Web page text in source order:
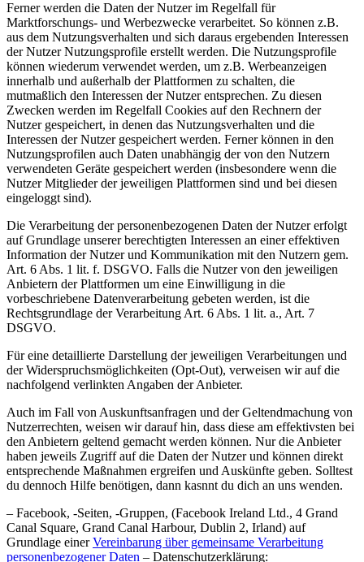
Ferner werden die Daten der Nutzer im Regelfall für
Marktforschungs- und Werbezwecke verarbeitet. So können z.B.
aus dem Nutzungsverhalten und sich daraus ergebenden Interessen
der Nutzer Nutzungsprofile erstellt werden. Die Nutzungsprofile
können wiederum verwendet werden, um z.B. Werbeanzeigen
innerhalb und außerhalb der Plattformen zu schalten, die
mutmaßlich den Interessen der Nutzer entsprechen. Zu diesen
Zwecken werden im Regelfall Cookies auf den Rechnern der
Nutzer gespeichert, in denen das Nutzungsverhalten und die
Interessen der Nutzer gespeichert werden. Ferner können in den
Nutzungsprofilen auch Daten unabhängig der von den Nutzern
verwendeten Geräte gespeichert werden (insbesondere wenn die
Nutzer Mitglieder der jeweiligen Plattformen sind und bei diesen
eingeloggt sind).
Die Verarbeitung der personenbezogenen Daten der Nutzer erfolgt
auf Grundlage unserer berechtigten Interessen an einer effektiven
Information der Nutzer und Kommunikation mit den Nutzern gem.
Art. 6 Abs. 1 lit. f. DSGVO. Falls die Nutzer von den jeweiligen
Anbietern der Plattformen um eine Einwilligung in die
vorbeschriebene Datenverarbeitung gebeten werden, ist die
Rechtsgrundlage der Verarbeitung Art. 6 Abs. 1 lit. a., Art. 7
DSGVO.
Für eine detaillierte Darstellung der jeweiligen Verarbeitungen und
der Widerspruchsmöglichkeiten (Opt-Out), verweisen wir auf die
nachfolgend verlinkten Angaben der Anbieter.
Auch im Fall von Auskunftsanfragen und der Geltendmachung von
Nutzerrechten, weisen wir darauf hin, dass diese am effektivsten bei
den Anbietern geltend gemacht werden können. Nur die Anbieter
haben jeweils Zugriff auf die Daten der Nutzer und können direkt
entsprechende Maßnahmen ergreifen und Auskünfte geben. Solltest
du dennoch Hilfe benötigen, dann kasnnt du dich an uns wenden.
– Facebook, -Seiten, -Gruppen, (Facebook Ireland Ltd., 4 Grand
Canal Square, Grand Canal Harbour, Dublin 2, Irland) auf
Grundlage einerVereinbarung über gemeinsame Verarbeitung
personenbezogener Daten – Datenschutzerklärung: